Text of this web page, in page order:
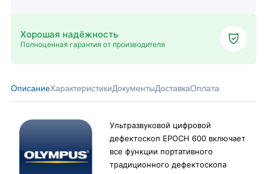
Хорошая надёжность
Полноценная гарантия от производителя
ОписаниеХарактеристикиДокументыДоставкаОплата
Ультразвуковой цифровой
дефектоскоп EPOCH 600 включает
все функции портативного
традиционного дефек­тоскопа